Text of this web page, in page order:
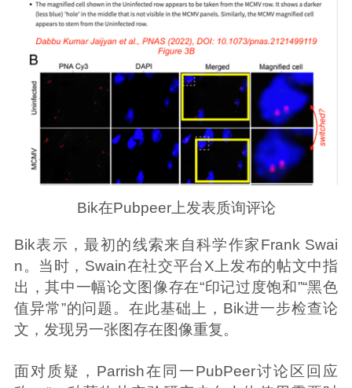
Bik在Pubpeer上发表质询评论
Bik表示，最初的线索来自科学作家Frank Swai
n。当时，Swain在社交平台X上发布的帖文中指
出，其中一幅论文图像存在“印记过度饱和”“黑色
值异常”的问题。在此基础上，Bik进一步检查论
文，发现另一张图存在图像重复。
面对质疑，Parrish在同一PubPeer讨论区回应